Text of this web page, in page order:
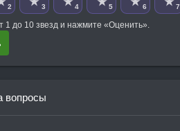
2 3 4 5 6 7
1 до 10 звезд и нажмите «Оценить».
вопросы